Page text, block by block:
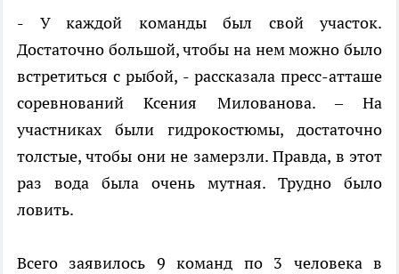
- У каждой команды был свой участок.
Достаточно большой, чтобы на нем можно было
встретиться с рыбой, - рассказала пресс-атташе
соревнований Ксения Милованова. – На
участниках были гидрокостюмы, достаточно
толстые, чтобы они не замерзли. Правда, в этот
раз вода была очень мутная. Трудно было
ловить.
Всего заявилось 9 команд по 3 человека в